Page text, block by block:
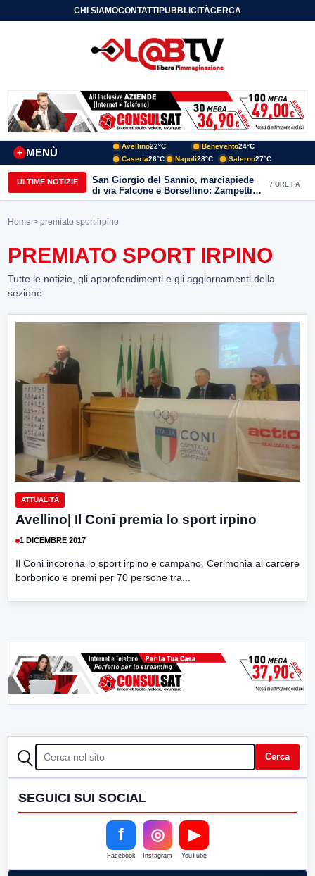
CHI SIAMOCONTATTIPUBBLICITÀCERCA
MENÙ
+
Avellino22°C Benevento24°C
Caserta26°C Napoli28°C Salerno27°C
ULTIME NOTIZIE
San Giorgio del Sannio, marciapiede
di via Falcone e Borsellino: Zampetti e
Lombardi replicano alle polemiche
7 ORE FA
Home > premiato sport irpino
PREMIATO SPORT IRPINO
Tutte le notizie, gli approfondimenti e gli aggiornamenti della
sezione.
ATTUALITÀ
Avellino| Il Coni premia lo sport irpino
1 DICEMBRE 2017
Il Coni incorona lo sport irpino e campano. Cerimonia al carcere
borbonico e premi per 70 persone tra...
CERCA Cerca
SEGUICI SUI SOCIAL
f
Facebook
◎
Instagram
▶
YouTube